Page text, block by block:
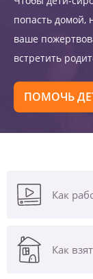
попасть домой,
ваше
встретить
ПОМОЧЬ
Как
Как